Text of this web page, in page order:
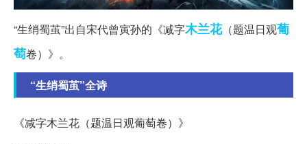
“生绡蜀茧”出自宋代曾寅孙的《减字木兰花（题温日观葡
萄卷）》。
“生绡蜀茧”全诗
《减字木兰花（题温日观葡萄卷）》